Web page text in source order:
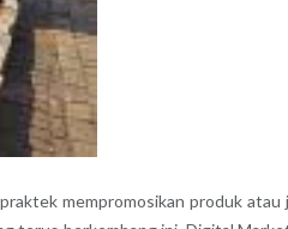
mempromosikan produk atau